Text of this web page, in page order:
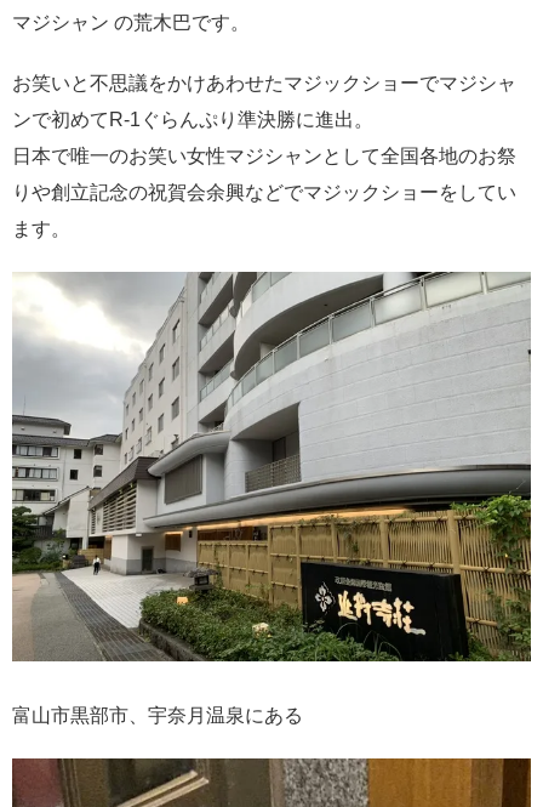
マジシャン の荒木巴です。
お笑いと不思議をかけあわせたマジックショーでマジシャ
ンで初めてR-1ぐらんぷり準決勝に進出。
日本で唯一のお笑い女性マジシャンとして全国各地のお祭
りや創立記念の祝賀会余興などでマジックショーをしてい
ます。
富山市黒部市、宇奈月温泉にある